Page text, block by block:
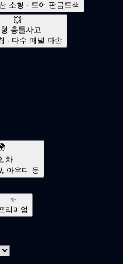
소형 · 도어 판금도색
💥
충돌사고
· 다수 패널 파손
차
아우디 등
✨
리미엄